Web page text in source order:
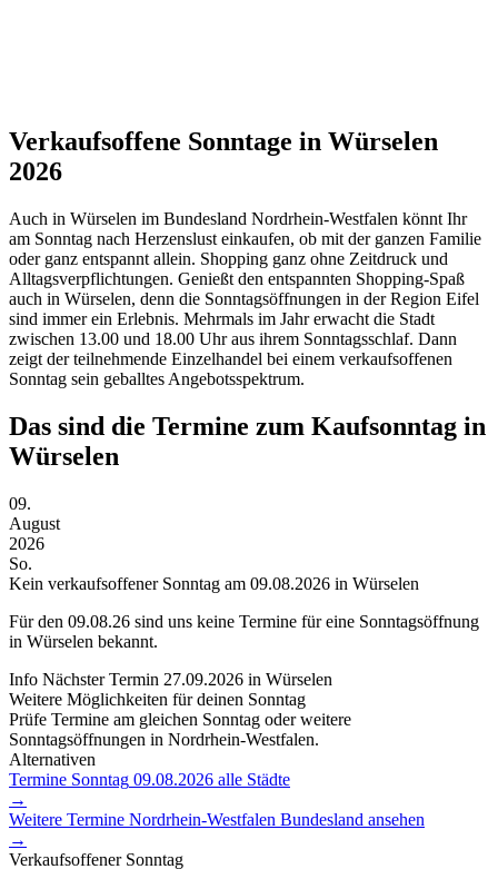
Verkaufsoffene Sonntage in Würselen
2026
Auch in Würselen im Bundesland Nordrhein-Westfalen könnt Ihr
am Sonntag nach Herzenslust einkaufen, ob mit der ganzen Familie
oder ganz entspannt allein. Shopping ganz ohne Zeitdruck und
Alltagsverpflichtungen. Genießt den entspannten Shopping-Spaß
auch in Würselen, denn die Sonntagsöffnungen in der Region Eifel
sind immer ein Erlebnis. Mehrmals im Jahr erwacht die Stadt
zwischen 13.00 und 18.00 Uhr aus ihrem Sonntagsschlaf. Dann
zeigt der teilnehmende Einzelhandel bei einem verkaufsoffenen
Sonntag sein geballtes Angebotsspektrum.
Das sind die Termine zum Kaufsonntag in
Würselen
09.
August
2026
So.
Kein verkaufsoffener Sonntag am 09.08.2026 in Würselen
Für den 09.08.26 sind uns keine Termine für eine Sonntagsöffnung
in Würselen bekannt.
Info Nächster Termin 27.09.2026 in Würselen
Weitere Möglichkeiten für deinen Sonntag
Prüfe Termine am gleichen Sonntag oder weitere
Sonntagsöffnungen in Nordrhein-Westfalen.
Alternativen
Termine Sonntag 09.08.2026 alle Städte
→
Weitere Termine Nordrhein-Westfalen Bundesland ansehen
→
Verkaufsoffener Sonntag